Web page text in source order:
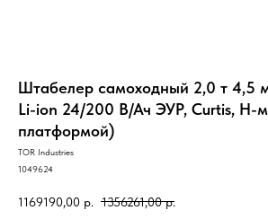
Штабелер самоходный 2,0 т 4,5
Li-ion 24/200 В/Ач ЭУР, Curtis, H-
платформой)
TOR Industries
1049624
1169190,00 р. 1356261,00 р.